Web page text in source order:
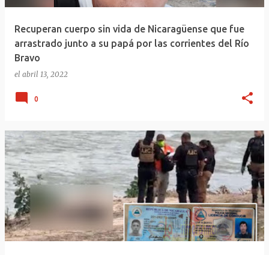
Recuperan cuerpo sin vida de Nicaragüense que fue
arrastrado junto a su papá por las corrientes del Río
Bravo
el abril 13, 2022
0